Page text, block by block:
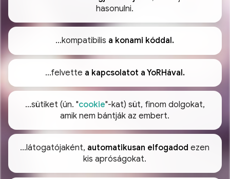
hasonulni.
...kompatibilis a konami kóddal.
...felvette a kapcsolatot a YoRHával.
...sütiket (ún. "cookie"-kat) süt, finom dolgokat,
amik nem bántják az embert.
...látogatójaként, automatikusan elfogadod ezen
kis apróságokat.